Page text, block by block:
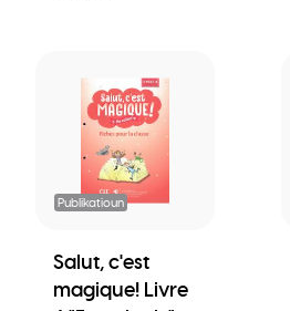
Publikatioun
Salut, c'est
magique! Livre